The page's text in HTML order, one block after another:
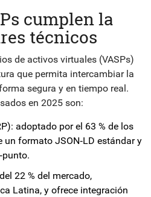
cumplen la
técnicos
de activos virtuales (VASPs)
que permita intercambiar la
segura y en tiempo real.
en 2025 son:
: adoptado por el 63 % de los
un formato JSON‑LD estándar y
22 % del mercado,
Latina, y ofrece integración